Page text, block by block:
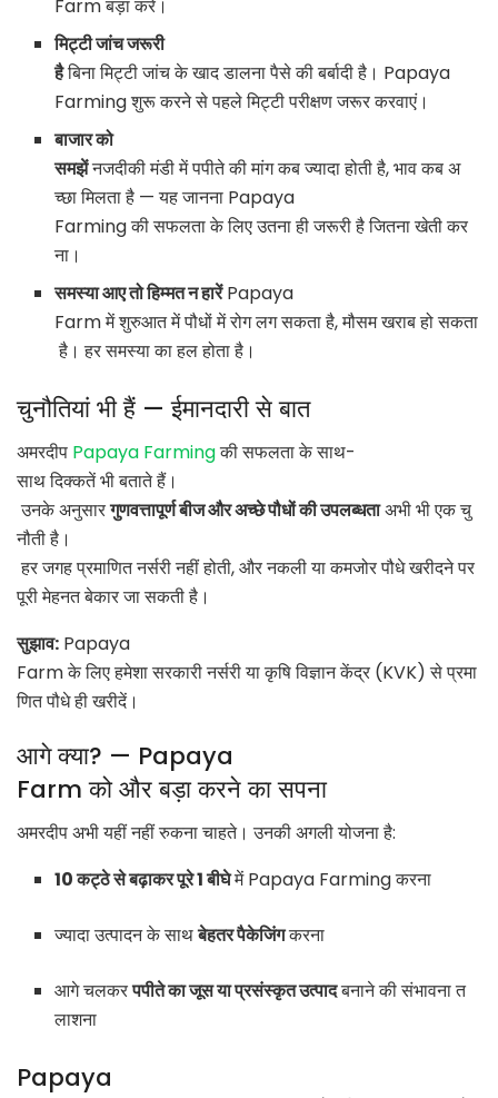
Farm बड़ा करें।
मिट्टी जांच जरूरी
हैबिना मिट्टी जांच के खाद डालना पैसे की बर्बादी है। Papaya
Farming शुरू करने से पहले मिट्टी परीक्षण जरूर करवाएं।
बाजार को
समझेंनजदीकी मंडी में पपीते की मांग कब ज्यादा होती है, भाव कब अ
च्छा मिलता है — यह जानना Papaya
Farming की सफलता के लिए उतना ही जरूरी है जितना खेती कर
ना।
समस्या आए तो हिम्मत न हारेंPapaya
Farm में शुरुआत में पौधों में रोग लग सकता है, मौसम खराब हो सकता
है। हर समस्या का हल होता है।
चुनौतियां भी हैं — ईमानदारी से बात
अमरदीप Papaya Farmingकी सफलता के साथ-
साथ दिक्कतें भी बताते हैं।
उनके अनुसारगुणवत्तापूर्ण बीज और अच्छे पौधों की उपलब्धताअभी भी एक चु
नौती है।
हर जगह प्रमाणित नर्सरी नहीं होती, और नकली या कमजोर पौधे खरीदने पर
पूरी मेहनत बेकार जा सकती है।
सुझाव: Papaya
Farm के लिए हमेशा सरकारी नर्सरी या कृषि विज्ञान केंद्र (KVK) से प्रमा
णित पौधे ही खरीदें।
आगे क्या? — Papaya
Farm को और बड़ा करने का सपना
अमरदीप अभी यहीं नहीं रुकना चाहते। उनकी अगली योजना है:
10 कट्ठे से बढ़ाकर पूरे 1 बीघेमें Papaya Farming करना
ज्यादा उत्पादन के साथबेहतर पैकेजिंगकरना
आगे चलकरपपीते का जूस या प्रसंस्कृत उत्पादबनाने की संभावना त
लाशना
Papaya